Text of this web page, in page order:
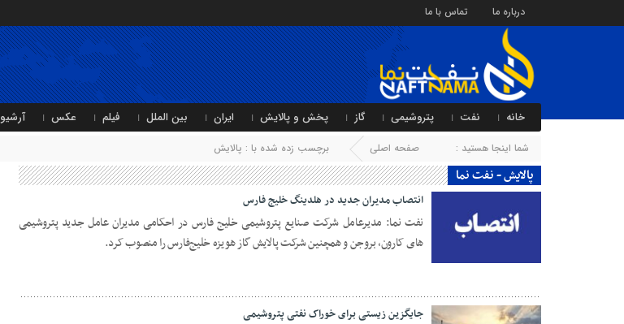
درباره ما تماس با ما
خانه نفت پتروشیمی گاز پخش و پالایش ایران بین الملل فیلم عکس آرشیو
شما اینجا هستید : صفحه اصلی برچسب زده شده با : پالایش
پالایش - نفت نما
انتصاب مدیران جدید در هلدینگ خلیج فارس
نفت نما: مدیرعامل شرکت صنایع پتروشیمی خلیج فارس در احکامی مدیران عامل جدید پتروشیمی
های کارون، بروجن و همچنین شرکت پالایش گاز هویزه خلیج‌فارس را منصوب کرد.
جایگزین زیستی برای خوراک نفتی پتروشیمی